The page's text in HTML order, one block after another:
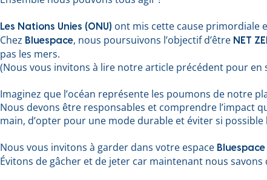
Les Nations Unies (ONU) ont mis cette cause primordiale
Chez Bluespace, nous poursuivons l’objectif d’être NET
pas les mers.
(Nous vous invitons à lire notre article précédent pour en
Imaginez que l’océan représente les poumons de notre
Nous devons être responsables et comprendre l’impact
main, d’opter pour une mode durable et éviter si
Nous vous invitons à garder dans votre espace Bluespace
Évitons de gâcher et de jeter car maintenant nous